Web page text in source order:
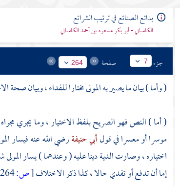
بدائع الصنائع في ترتيب الشرائع
الكاساني - أبو بكر مسعود بن أحمد الكاساني
جزء 7 صفحة 264
( وأما ) بيان ما يصير به المولى مختارا للفداء ، وبيان صحة
( أما ) النص فهو الصريح بلفظ الاختيار ، وما يجري
موسرا أو معسرا في قولأبي حنيفةرضي الله عنه فيسار
اختياره ، وصارت الدية دينا عليه ( وعندهما ) يسار
إما أن تدفع أو تفدي حالا ، كذا ذكر الاختلاف[ص: